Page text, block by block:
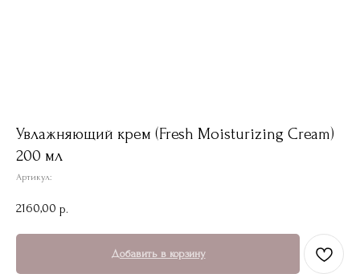
Увлажняющий крем (Fresh Moisturizing Cream)
200 мл
Артикул:
2160,00 р.
Добавить в корзину